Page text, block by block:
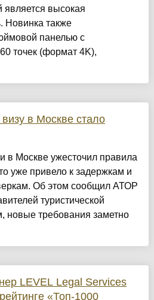
является высокая
Новинка также
панелью с
точек (формат 4K),
в Москве стало
в Москве ужесточил правила
уже привело к задержкам и
Об этом сообщил АТОР
туристической
новые требования заметно
LEVEL Legal Services
«Топ-1000